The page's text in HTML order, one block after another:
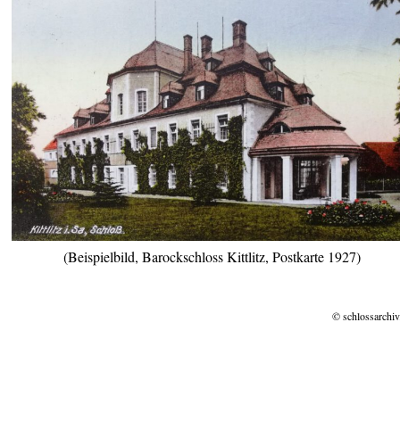
(Beispielbild, Barockschloss Kittlitz, Postkarte 1927)
©